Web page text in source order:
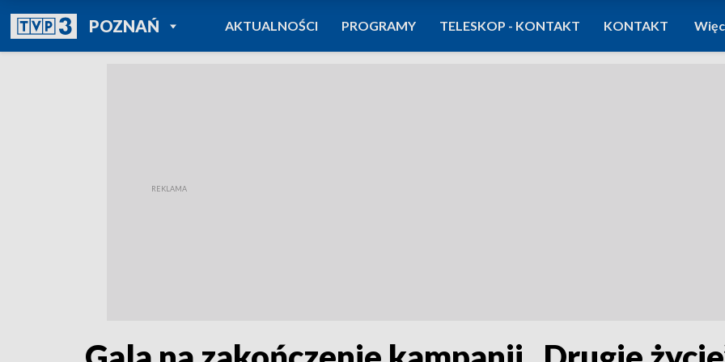
POZNAŃPOWRÓT DO
TVP REGIONY
AKTUALNOŚCI PROGRAMY TELESKOP - KONTAKT KONTAKT